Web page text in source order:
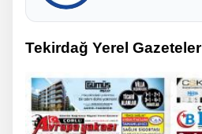
Tekirdağ Yerel Gazeteler